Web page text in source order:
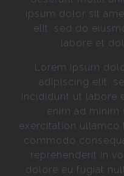
ipsum dolor sit
elit, sed do
labore et
Lorem ipsum
adipiscing elit,
incididunt ut labore
enim ad minim
exercitation ullamco
commodo
reprehenderit in
dolore eu fugiat